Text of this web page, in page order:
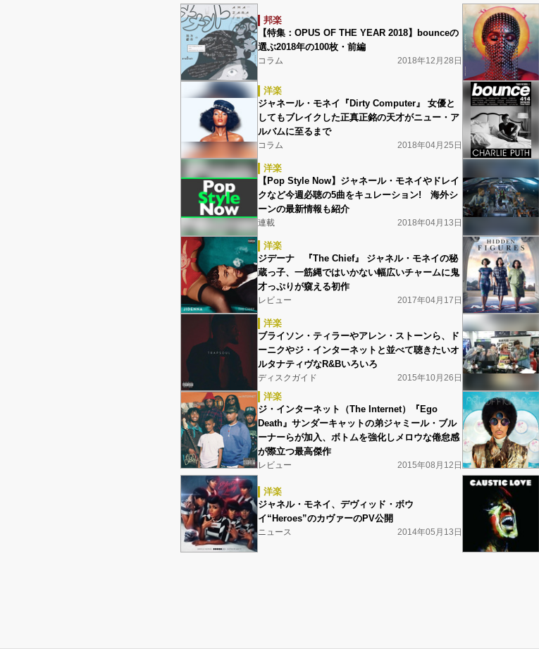
邦楽
【特集：OPUS OF THE YEAR 2018】bounceの
選ぶ2018年の100枚・前編
コラム 2018年12月28日
洋楽
ジャネール・モネイ『Dirty Computer』 女優と
してもブレイクした正真正銘の天才がニュー・ア
ルバムに至るまで
コラム 2018年04月25日
洋楽
【Pop Style Now】ジャネール・モネイやドレイ
クなど今週必聴の5曲をキュレーション! 海外シ
ーンの最新情報も紹介
連載 2018年04月13日
洋楽
ジデーナ 『The Chief』 ジャネル・モネイの秘
蔵っ子、一筋縄ではいかない幅広いチャームに鬼
才っぷりが窺える初作
レビュー 2017年04月17日
洋楽
ブライソン・ティラーやアレン・ストーンら、ド
ーニクやジ・インターネットと並べて聴きたいオ
ルタナティヴなR&Bいろいろ
ディスクガイド 2015年10月26日
洋楽
ジ・インターネット（The Internet）『Ego
Death』サンダーキャットの弟ジャミール・ブル
ーナーらが加入、ボトムを強化しメロウな倦怠感
が際立つ最高傑作
レビュー 2015年08月12日
洋楽
ジャネル・モネイ、デヴィッド・ボウ
イ“Heroes”のカヴァーのPV公開
ニュース 2014年05月13日